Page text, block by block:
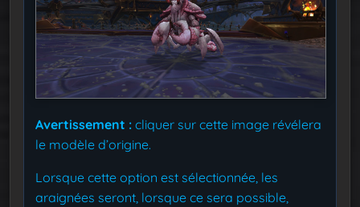
Avertissement : cliquer sur cette image révélera
le modèle d’origine.
Lorsque cette option est sélectionnée, les
araignées seront, lorsque ce sera possible,